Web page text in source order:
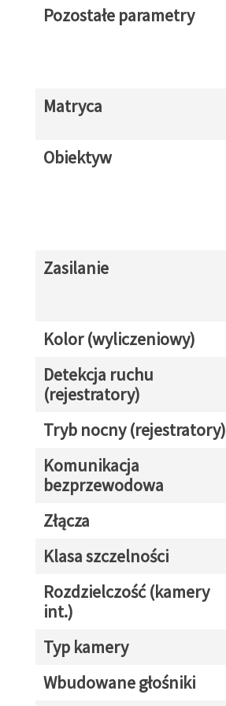
Pozostałe parametry
Matryca
Obiektyw
Zasilanie
Kolor (wyliczeniowy)
Detekcja ruchu
(rejestratory)
Tryb nocny (rejestratory)
Komunikacja
bezprzewodowa
Złącza
Klasa szczelności
Rozdzielczość (kamery
int.)
Typ kamery
Wbudowane głośniki